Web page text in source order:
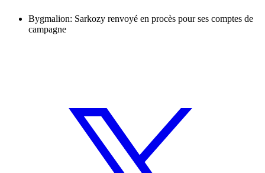
Bygmalion: Sarkozy renvoyé en procès pour ses comptes de
campagne